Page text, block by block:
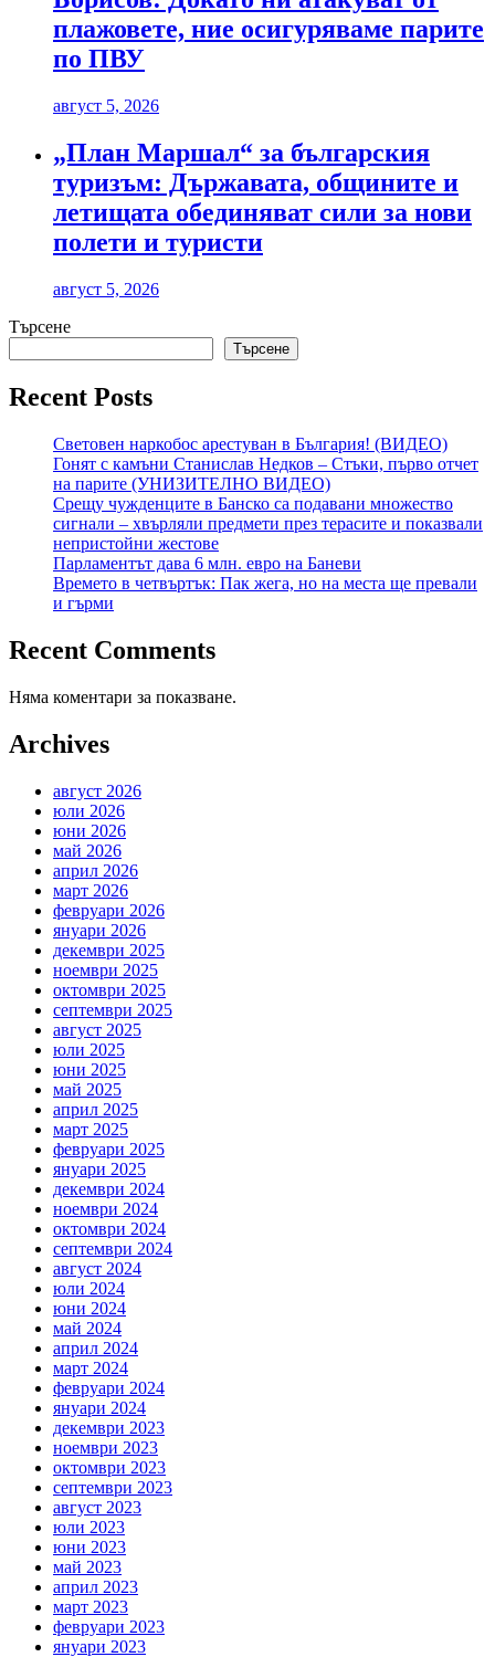
плажовете, ние осигуряваме парите
по ПВУ
август 5, 2026
„План Маршал“ за българския
туризъм: Държавата, общините и
летищата обединяват сили за нови
полети и туристи
август 5, 2026
Търсене
Търсене
Recent Posts
Световен наркобос арестуван в България! (ВИДЕО)
Гонят с камъни Станислав Недков – Стъки, първо отчет
на парите (УНИЗИТЕЛНО ВИДЕО)
Срещу чужденците в Банско са подавани множество
сигнали – хвърляли предмети през терасите и показвали
непристойни жестове
Парламентът дава 6 млн. евро на Баневи
Времето в четвъртък: Пак жега, но на места ще превали
и гърми
Recent Comments
Няма коментари за показване.
Archives
август 2026
юли 2026
юни 2026
май 2026
април 2026
март 2026
февруари 2026
януари 2026
декември 2025
ноември 2025
октомври 2025
септември 2025
август 2025
юли 2025
юни 2025
май 2025
април 2025
март 2025
февруари 2025
януари 2025
декември 2024
ноември 2024
октомври 2024
септември 2024
август 2024
юли 2024
юни 2024
май 2024
април 2024
март 2024
февруари 2024
януари 2024
декември 2023
ноември 2023
октомври 2023
септември 2023
август 2023
юли 2023
юни 2023
май 2023
април 2023
март 2023
февруари 2023
януари 2023